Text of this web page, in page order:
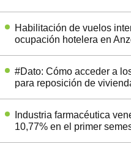
Habilitación de vuelos
ocupación hotelera en
#Dato: Cómo acceder a
para reposición de
Industria farmacéutica
10,77% en el primer